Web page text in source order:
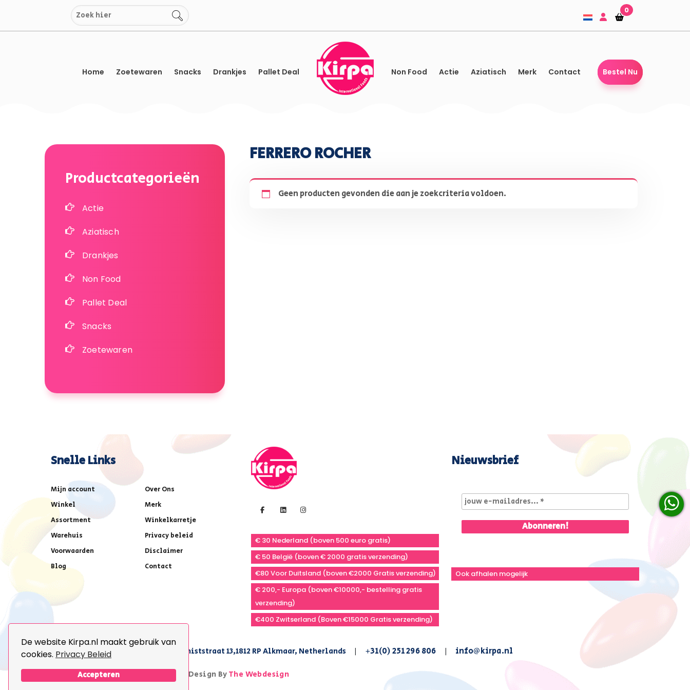
De website Kirpa.nl maakt gebruik van
cookies. Privacy Beleid
Accepteren
inhoud
Winkelmandje
Winkelmandje
0
Home Zoetewaren Snacks Drankjes Pallet Deal Non Food Actie Aziatisch Merk Contact Bestel Nu
Productcategorieën
Actie
Aziatisch
Drankjes
Non Food
Pallet Deal
Snacks
Zoetewaren
FERRERO ROCHER
Geen producten gevonden die aan je zoekcriteria voldoen.
Snelle Links
Mijn account
Over Ons
Winkel
Merk
Assortment
Winkelkarretje
Warehuis
Privacy beleid
Voorwaarden
Disclaimer
Blog
Contact
€ 30 Nederland (boven 500 euro gratis)
€ 50 België (boven € 2000 gratis verzending)
€80 Voor Duitsland (boven €2000 Gratis verzending)
€ 200,- Europa (boven €10000,- bestelling gratis
verzending)
€400 Zwitserland (Boven €15000 Gratis verzending)
Nieuwsbrief
Ook afhalen mogelijk
achter AFAS voetbalstadion,Amethiststraat 13,1812 RP Alkmaar, Netherlands | +31(0) 251 296 806 | info@kirpa.nl
© 2026 Kirpa. All Rights Reserved. Design ByThe Webdesign